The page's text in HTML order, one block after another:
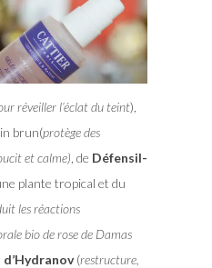
réveiller l’éclat du teint),
brun(protège des
et calme) , de Défensil-
plante tropical et du
les réactions
bio de rose de Damas
d’Hydranov(restructure,